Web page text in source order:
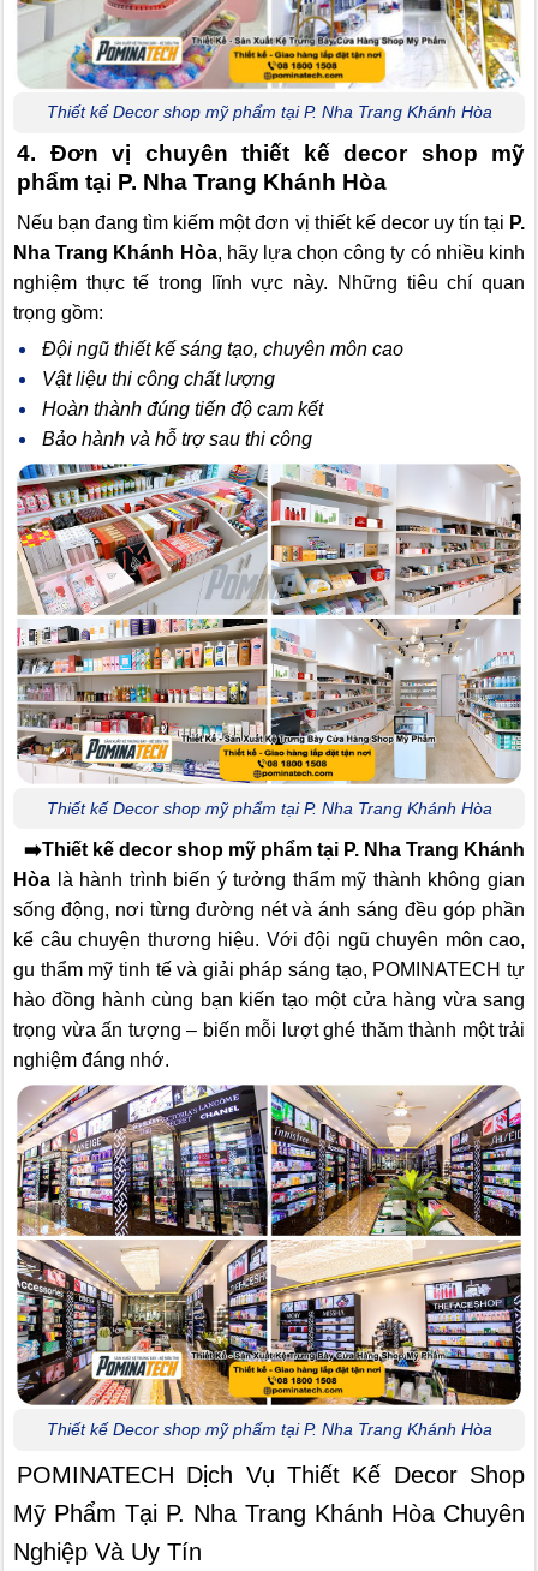
Thiết kế Decor shop mỹ phẩm tại P. Nha Trang Khánh Hòa
4. Đơn vị chuyên thiết kế decor shop mỹ
phẩm tại P. Nha Trang Khánh Hòa
Nếu bạn đang tìm kiếm một đơn vị thiết kế decor uy tín tại P.
Nha Trang Khánh Hòa, hãy lựa chọn công ty có nhiều kinh
nghiệm thực tế trong lĩnh vực này. Những tiêu chí quan
trọng gồm:
Đội ngũ thiết kế sáng tạo, chuyên môn cao
Vật liệu thi công chất lượng
Hoàn thành đúng tiến độ cam kết
Bảo hành và hỗ trợ sau thi công
Thiết kế Decor shop mỹ phẩm tại P. Nha Trang Khánh Hòa
➡️Thiết kế decor shop mỹ phẩm tại P. Nha Trang Khánh
Hòa là hành trình biến ý tưởng thẩm mỹ thành không gian
sống động, nơi từng đường nét và ánh sáng đều góp phần
kể câu chuyện thương hiệu. Với đội ngũ chuyên môn cao,
gu thẩm mỹ tinh tế và giải pháp sáng tạo, POMINATECH tự
hào đồng hành cùng bạn kiến tạo một cửa hàng vừa sang
trọng vừa ấn tượng – biến mỗi lượt ghé thăm thành một trải
nghiệm đáng nhớ.
Thiết kế Decor shop mỹ phẩm tại P. Nha Trang Khánh Hòa
POMINATECH Dịch Vụ Thiết Kế Decor Shop
Mỹ Phẩm Tại P. Nha Trang Khánh Hòa Chuyên
Nghiệp Và Uy Tín